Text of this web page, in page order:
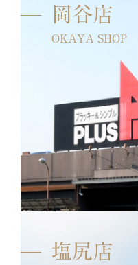
岡谷店
OKAYA SHOP
塩尻店